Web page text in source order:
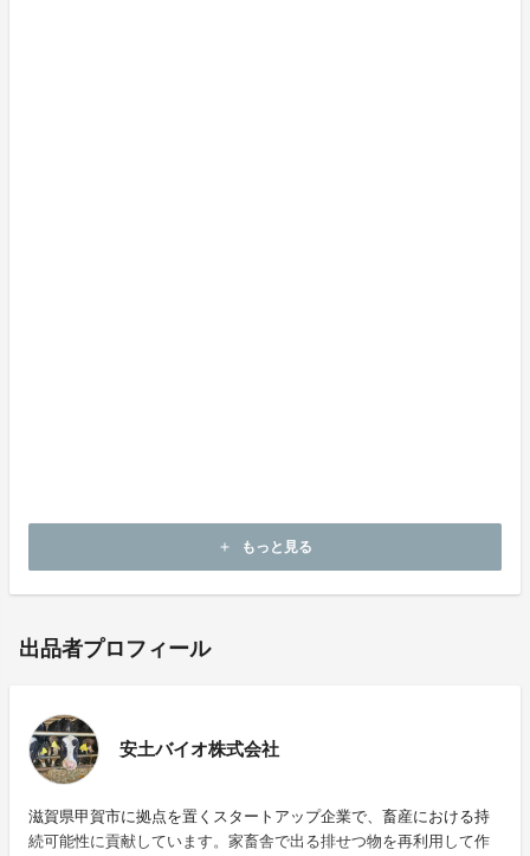
add もっと見る
出品者プロフィール
安土バイオ株式会社
滋賀県甲賀市に拠点を置くスタートアップ企業で、畜産における持
続可能性に貢献しています。家畜舎で出る排せつ物を再利用して作